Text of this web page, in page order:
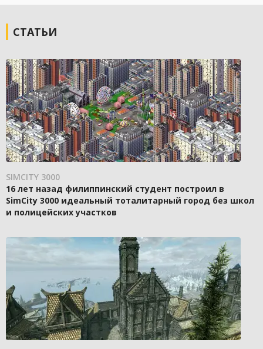
СТАТЬИ
SIMCITY 3000
16 лет назад филиппинский студент построил в
SimCity 3000 идеальный тоталитарный город без школ
и полицейских участков